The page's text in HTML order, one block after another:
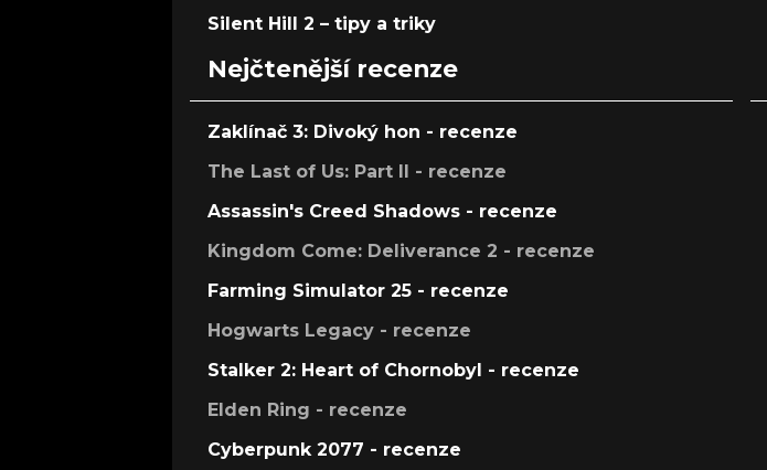
Silent Hill 2 – tipy a triky
Nejčtenější recenze
Zaklínač 3: Divoký hon - recenze
The Last of Us: Part II - recenze
Assassin's Creed Shadows - recenze
Kingdom Come: Deliverance 2 - recenze
Farming Simulator 25 - recenze
Hogwarts Legacy - recenze
Stalker 2: Heart of Chornobyl - recenze
Elden Ring - recenze
Cyberpunk 2077 - recenze